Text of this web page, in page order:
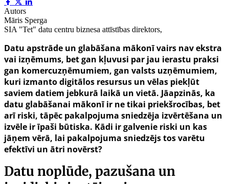
Autors
Māris Sperga
SIA "Tet" datu centru biznesa attīstības direktors,
Datu apstrāde un glabāšana mākonī vairs nav ekstra
vai izņēmums, bet gan kļuvusi par jau ierastu praksi
gan komercuzņēmumiem, gan valsts uzņēmumiem,
kuri izmanto digitālos resursus un vēlas piekļūt
saviem datiem jebkurā laikā un vietā. Jāapzinās, ka
datu glabāšanai mākonī ir ne tikai priekšrocības, bet
arī riski, tāpēc pakalpojuma sniedzēja izvērtēšana un
izvēle ir īpaši būtiska. Kādi ir galvenie riski un kas
jāņem vērā, lai pakalpojuma sniedzējs tos varētu
efektīvi un ātri novērst?
Datu noplūde, pazušana un